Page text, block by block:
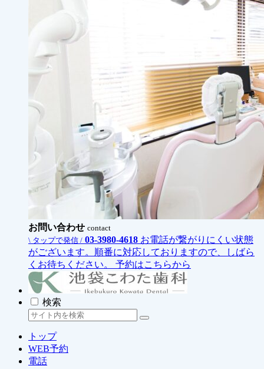
お問い合わせ contact
\ タップで発信 / 03-3980-4618 お電話が繋がりにくい状態
がございます。順番に対応しておりますので、しばら
くお待ちください。
予約はこちらから
検索
トップ
WEB予約
電話